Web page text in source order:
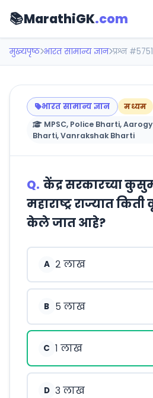
📚MarathiGK.com
मुख्यपृष्ठ भारत सामान्य ज्ञान प्रश्न #5751
भारत सामान्य ज्ञान
मध्यम
MPSC, Police Bharti,
Bharti, Vanrakshak Bharti
Q. केंद्र सरकारच्या
महाराष्ट्र राज्यात
केले जात आहे?
A २ लाख
B ५ लाख
C १ लाख
D ३ लाख